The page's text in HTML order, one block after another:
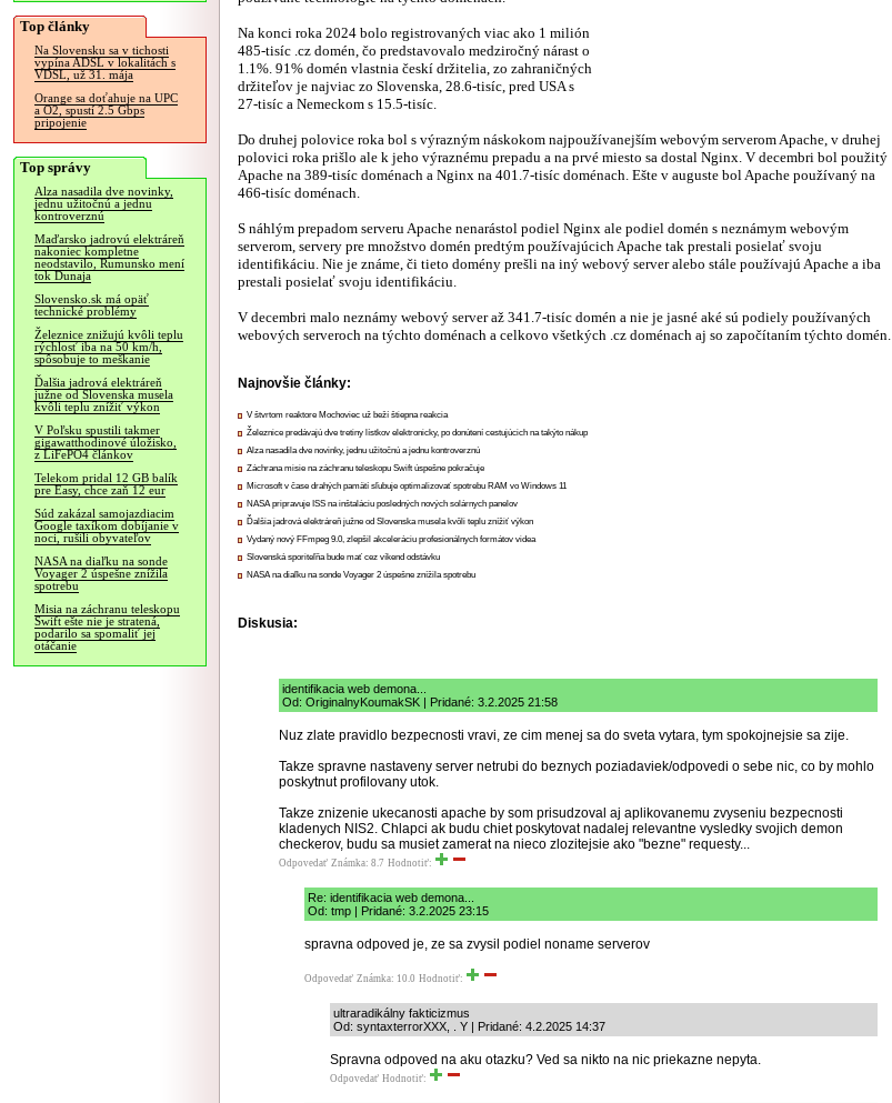
Top články
Na Slovensku sa v tichosti
vypína ADSL v lokalitách s
VDSL, už 31. mája
Orange sa doťahuje na UPC
a O2, spustí 2.5 Gbps
pripojenie
Top správy
Alza nasadila dve novinky,
jednu užitočnú a jednu
kontroverznú
Maďarsko jadrovú elektráreň
nakoniec kompletne
neodstavilo, Rumunsko mení
tok Dunaja
Slovensko.sk má opäť
technické problémy
Železnice znižujú kvôli teplu
rýchlosť iba na 50 km/h,
spôsobuje to meškanie
Ďalšia jadrová elektráreň
južne od Slovenska musela
kvôli teplu znížiť výkon
V Poľsku spustili takmer
gigawatthodinové úložisko,
z LiFePO4 článkov
Telekom pridal 12 GB balík
pre Easy, chce zaň 12 eur
Súd zakázal samojazdiacim
Google taxíkom dobíjanie v
noci, rušili obyvateľov
NASA na diaľku na sonde
Voyager 2 úspešne znížila
spotrebu
Misia na záchranu teleskopu
Swift ešte nie je stratená,
podarilo sa spomaliť jej
otáčanie
Na konci roka 2024 bolo registrovaných viac ako 1 milión
485-tisíc .cz domén, čo predstavovalo medziročný nárast o
1.1%. 91% domén vlastnia českí držitelia, zo zahraničných
držiteľov je najviac zo Slovenska, 28.6-tisíc, pred USA s
27-tisíc a Nemeckom s 15.5-tisíc.
Do druhej polovice roka bol s výrazným náskokom najpoužívanejším webovým serverom Apache, v druhej
polovici roka prišlo ale k jeho výraznému prepadu a na prvé miesto sa dostal Nginx. V decembri bol použitý
Apache na 389-tisíc doménach a Nginx na 401.7-tisíc doménach. Ešte v auguste bol Apache používaný na
466-tisíc doménach.
S náhlým prepadom serveru Apache nenarástol podiel Nginx ale podiel domén s neznámym webovým
serverom, servery pre množstvo domén predtým používajúcich Apache tak prestali posielať svoju
identifikáciu. Nie je známe, či tieto domény prešli na iný webový server alebo stále používajú Apache a iba
prestali posielať svoju identifikáciu.
V decembri malo neznámy webový server až 341.7-tisíc domén a nie je jasné aké sú podiely používaných
webových serveroch na týchto doménach a celkovo všetkých .cz doménach aj so započítaním týchto domén.
Najnovšie články:
V štvrtom reaktore Mochoviec už beží štiepna reakcia
Železnice predávajú dve tretiny lístkov elektronicky, po donútení cestujúcich na takýto nákup
Alza nasadila dve novinky, jednu užitočnú a jednu kontroverznú
Záchrana misie na záchranu teleskopu Swift úspešne pokračuje
Microsoft v čase drahých pamätí sľubuje optimalizovať spotrebu RAM vo Windows 11
NASA pripravuje ISS na inštaláciu posledných nových solárnych panelov
Ďalšia jadrová elektráreň južne od Slovenska musela kvôli teplu znížiť výkon
Vydaný nový FFmpeg 9.0, zlepšil akceleráciu profesionálnych formátov videa
Slovenská sporiteľňa bude mať cez víkend odstávku
NASA na diaľku na sonde Voyager 2 úspešne znížila spotrebu
Diskusia:
identifikacia web demona...
Od: OriginalnyKoumakSK | Pridané: 3.2.2025 21:58
Nuz zlate pravidlo bezpecnosti vravi, ze cim menej sa do sveta vytara, tym spokojnejsie sa zije.
Takze spravne nastaveny server netrubi do beznych poziadaviek/odpovedi o sebe nic, co by mohlo
poskytnut profilovany utok.
Takze znizenie ukecanosti apache by som prisudzoval aj aplikovanemu zvyseniu bezpecnosti
kladenych NIS2. Chlapci ak budu chiet poskytovat nadalej relevantne vysledky svojich demon
checkerov, budu sa musiet zamerat na nieco zlozitejsie ako "bezne" requesty...
Odpovedať Známka: 8.7 Hodnotiť:
Re: identifikacia web demona...
Od: tmp | Pridané: 3.2.2025 23:15
spravna odpoved je, ze sa zvysil podiel noname serverov
Odpovedať Známka: 10.0 Hodnotiť:
ultraradikálny fakticizmus
Od: syntaxterrorXXX, . Y | Pridané: 4.2.2025 14:37
Spravna odpoved na aku otazku? Ved sa nikto na nic priekazne nepyta.
Odpovedať Hodnotiť: